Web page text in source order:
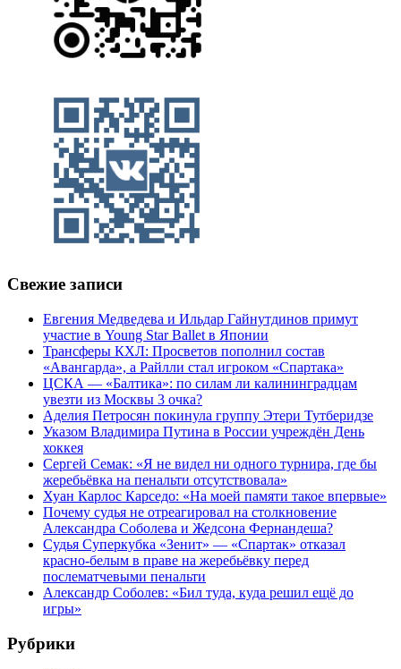
Свежие записи
Евгения Медведева и Ильдар Гайнутдинов примут
участие в Young Star Ballet в Японии
Трансферы КХЛ: Просветов пополнил состав
«Авангарда», а Райлли стал игроком «Спартака»
ЦСКА — «Балтика»: по силам ли калининградцам
увезти из Москвы 3 очка?
Аделия Петросян покинула группу Этери Тутберидзе
Указом Владимира Путина в России учреждён День
хоккея
Сергей Семак: «Я не видел ни одного турнира, где бы
жеребьёвка на пенальти отсутствовала»
Хуан Карлос Карседо: «На моей памяти такое впервые»
Почему судья не отреагировал на столкновение
Александра Соболева и Жедсона Фернандеша?
Судья Суперкубка «Зенит» — «Спартак» отказал
красно-белым в праве на жеребьёвку перед
послематчевыми пенальти
Александр Соболев: «Бил туда, куда решил ещё до
игры»
Рубрики